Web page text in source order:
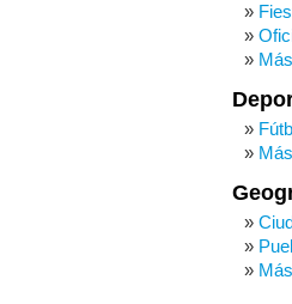
Más
Más
Más